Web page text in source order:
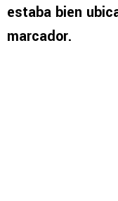
estaba bien
marcador.